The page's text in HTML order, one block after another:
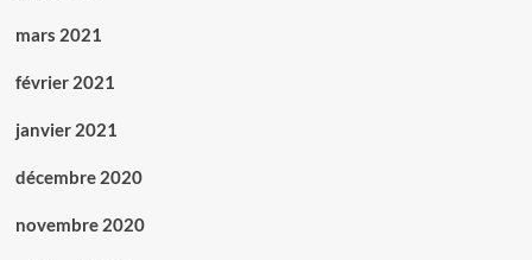
mars 2021
février 2021
janvier 2021
décembre 2020
novembre 2020